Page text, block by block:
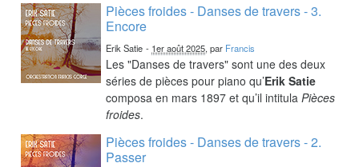
Pièces froides - Danses de travers - 3.
Encore
Erik Satie - 1er août 2025, par Francis
Les "Danses de travers" sont une des deux
séries de pièces pour piano qu’Erik Satie
composa en mars 1897 et qu’il intitulaPièces
froides.
Pièces froides - Danses de travers - 2.
Passer